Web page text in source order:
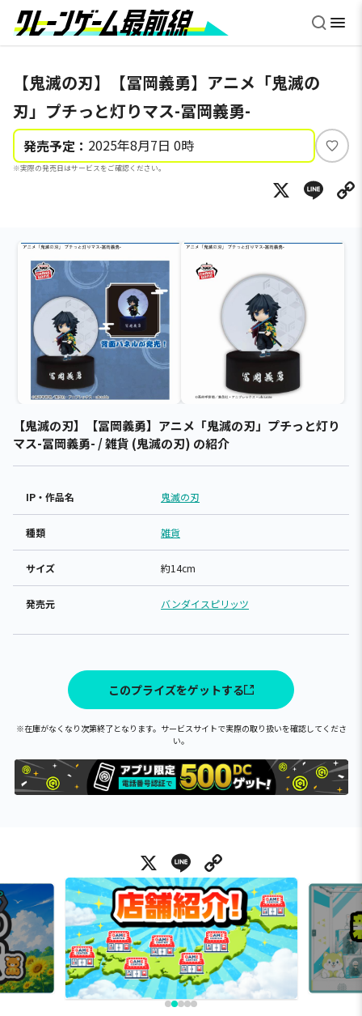
【鬼滅の刃】【冨岡義勇】アニメ「鬼滅の
刃」プチっと灯りマス-冨岡義勇-
発売予定： 2025年8月7日 0時
※実際の発売日はサービスをご確認ください。
い
ね
X
【鬼滅の刃】【冨岡義勇】アニメ「鬼滅の刃」プチっと灯り
マス-冨岡義勇- / 雑貨 (鬼滅の刃) の紹介
IP・作品名 鬼滅の刃
種類 雑貨
サイズ 約14cm
発売元 バンダイスピリッツ
このプライズをゲットする
※在庫がなくなり次第終了となります。サービスサイトで実際の取り扱いを確認してくださ
い。
X Line